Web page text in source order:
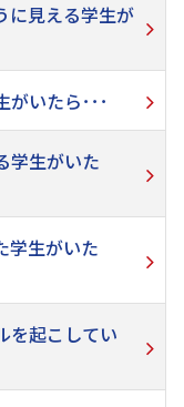
に見える学生が
いたら･･･
学生がいた
学生がいた
を起こしてい